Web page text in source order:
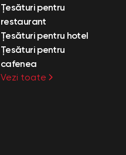
Țesături pentru
restaurant
Țesături pentru hotel
Țesături pentru
cafenea
Vezi toate